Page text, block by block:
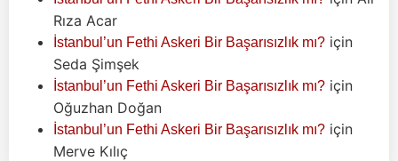
Rıza Acar
İstanbul’un Fethi Askeri Bir Başarısızlık mı? için
Seda Şimşek
İstanbul’un Fethi Askeri Bir Başarısızlık mı? için
Oğuzhan Doğan
İstanbul’un Fethi Askeri Bir Başarısızlık mı? için
Merve Kılıç